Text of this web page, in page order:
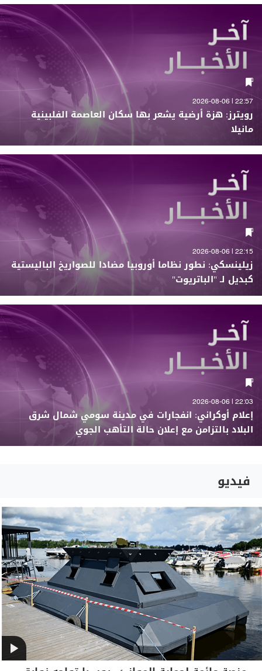
22:57 | 2026-08-06
رويترز: هزة أرضية يشعر بها سكان العاصمة الفلبينية
مانيلا
22:15 | 2026-08-06
زيلينسكي: نطور نظاما أوروبيا مضادا للصواريخ الباليستية
كبديل لـ "الباتريوت"
22:03 | 2026-08-06
إعلام أوكراني: انفجارات في مدينة سومي شمال شرق
البلاد بالتزامن مع إعلان حالة التأهب الجوي
فيديو